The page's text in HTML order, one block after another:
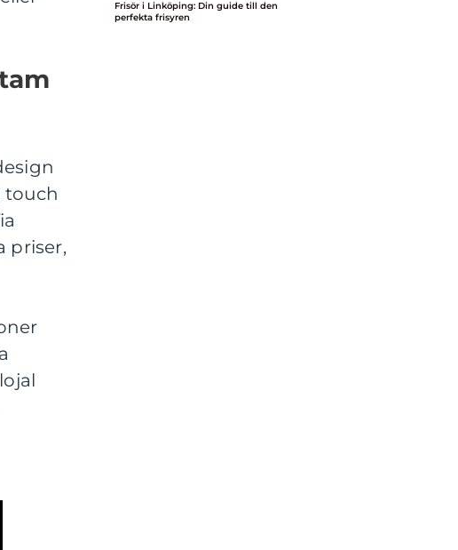
touch
priser,
Frisör i Linköping: Din guide till den
perfekta frisyren